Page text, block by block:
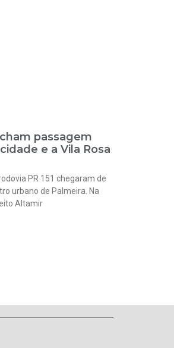
passagem
e a Vila Rosa
PR 151 chegaram de
urbano de Palmeira. Na
Altamir